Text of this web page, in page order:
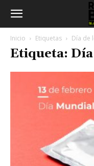
Inicio Etiquetas Día de
Etiqueta: